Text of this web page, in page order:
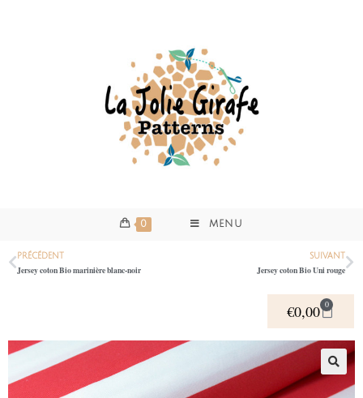
0 MENU
PRÉCÉDENT
Jersey coton Bio marinière blanc-noir
SUIVANT
Jersey coton Bio Uni rouge
€0,00 0